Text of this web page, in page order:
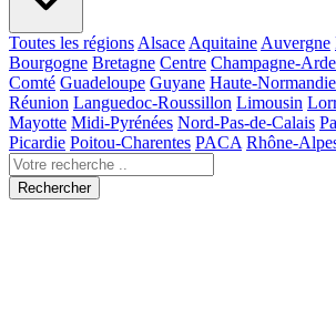
Toutes les régions Alsace Aquitaine Auvergne
Bourgogne Bretagne Centre Champagne-
Comté Guadeloupe Guyane Haute-Normandie
Réunion Languedoc-Roussillon Limousin
Mayotte Midi-Pyrénées Nord-Pas-de-Calais
Picardie Poitou-Charentes PACA Rhône-
Rechercher